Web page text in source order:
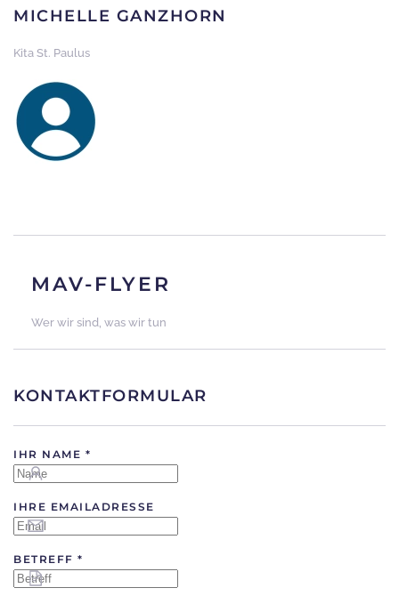
MICHELLE GANZHORN
Kita St. Paulus
MAV-FLYER
Wer wir sind, was wir tun
KONTAKTFORMULAR
IHR NAME *
IHRE EMAILADRESSE
BETREFF *